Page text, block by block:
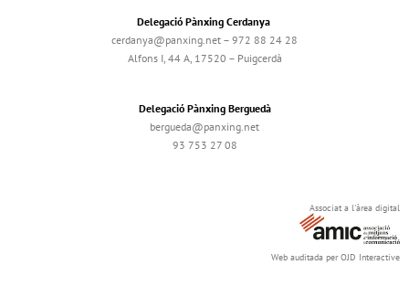
Delegació Pànxing Cerdanya
cerdanya@panxing.net – 972 88 24 28
Alfons I, 44 A, 17520 – Puigcerdà
Delegació Pànxing Berguedà
bergueda@panxing.net
93 753 27 08
Associat a l'àrea digital
Web auditada per OJD Interactive